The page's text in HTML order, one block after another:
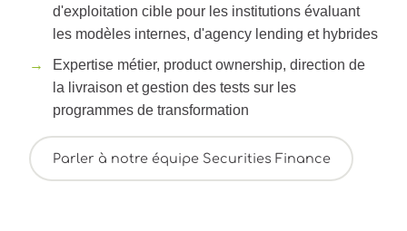
d'exploitation cible pour les institutions évaluant
les modèles internes, d'agency lending et hybrides
Expertise métier, product ownership, direction de
la livraison et gestion des tests sur les
programmes de transformation
Parler à notre équipe Securities Finance